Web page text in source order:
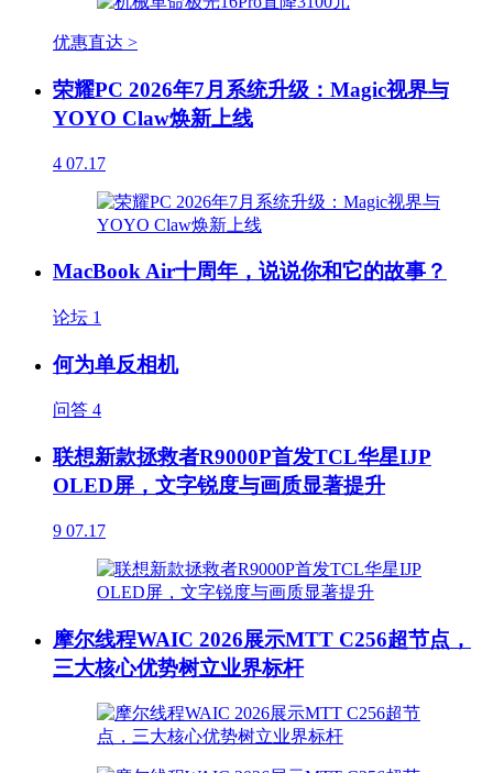
优惠直达 >
荣耀PC 2026年7月系统升级：Magic视界与
YOYO Claw焕新上线
4 07.17
MacBook Air十周年，说说你和它的故事？
论坛 1
何为单反相机
问答 4
联想新款拯救者R9000P首发TCL华星IJP
OLED屏，文字锐度与画质显著提升
9 07.17
摩尔线程WAIC 2026展示MTT C256超节点，
三大核心优势树立业界标杆